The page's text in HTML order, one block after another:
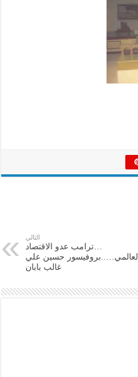
التالي
…ترامب عدو الاقتصاد
العالمي…..بروفيسور حسين علي
غالب بابان